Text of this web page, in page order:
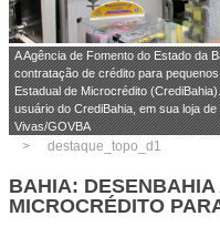
A Agência de Fomento do Estado da
contratação de crédito para
Estadual de Microcrédito
usuário do CrediBahia, em sua loja
Vivas/GOVBA
destaque_topo_d1
BAHIA:
MICROCRÉDITO